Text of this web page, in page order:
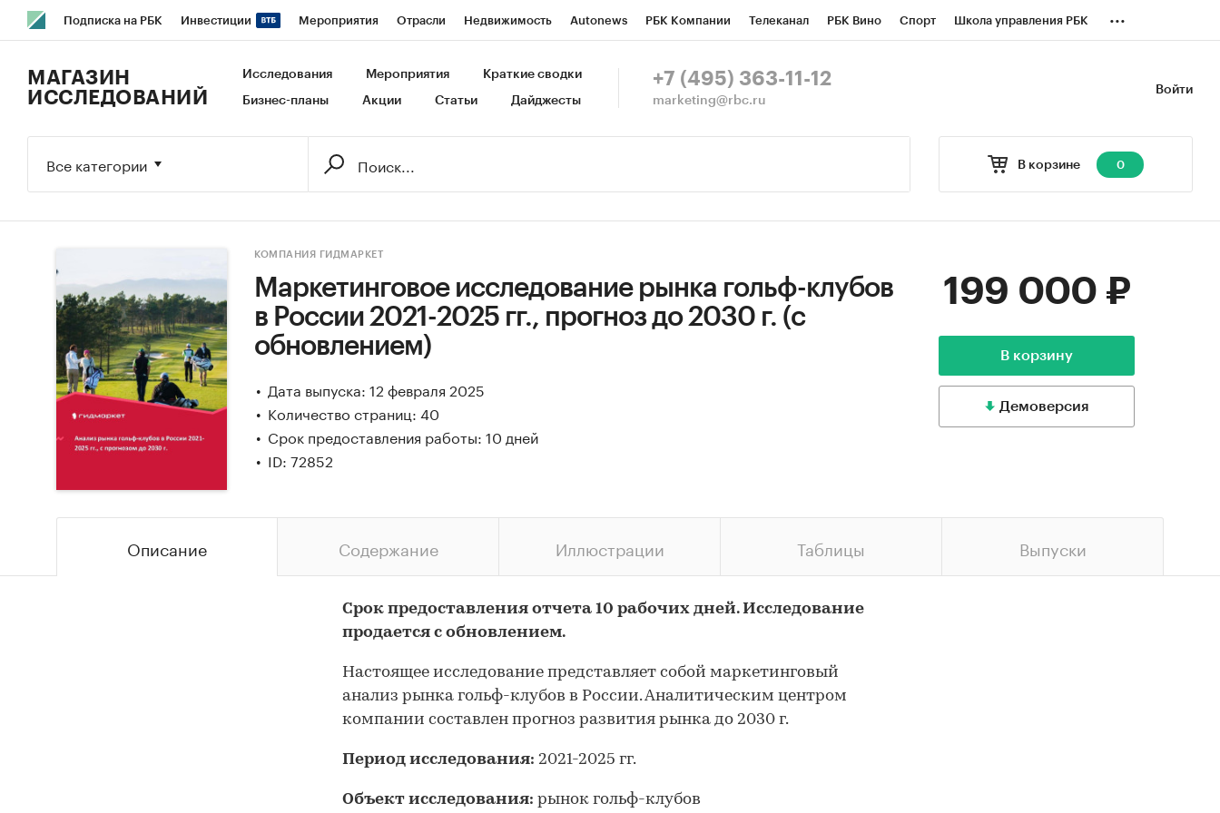
Подписка на РБК Инвестиции Мероприятия Отрасли Недвижимость Autonews РБК Компании Телеканал РБК Вино Спорт Школа управления РБК
Исследования Кредитные рейтинги Франшизы Газета Спецпроекты СПб Конференции СПб Спецпроекты
...
Войти
МАГАЗИН
ИССЛЕДОВАНИЙ
Исследования Мероприятия Краткие сводки
Бизнес-планы Акции Статьи Дайджесты
+7 (495) 363-11-12
marketing@rbc.ru
В корзине 0
Все категории
КОМПАНИЯ ГИДМАРКЕТ
Маркетинговое исследование рынка гольф-клубов
в России 2021-2025 гг., прогноз до 2030 г. (с
обновлением)
Дата выпуска: 12 февраля 2025
Количество страниц: 40
Срок предоставления работы: 10 дней
ID: 72852
199 000 ₽
В корзину
Демоверсия
Описание Содержание Иллюстрации Таблицы Выпуски
Срок предоставления отчета 10 рабочих дней. Исследование
продается с обновлением.
Настоящее исследование представляет собой маркетинговый
анализ рынка гольф-клубов в России. Аналитическим центром
компании составлен прогноз развития рынка до 2030 г.
Период исследования: 2021-2025 гг.
Объект исследования: рынок гольф-клубов